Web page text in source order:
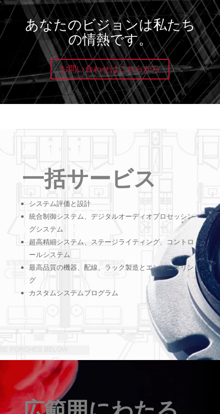
あなたのビジョンは私たち
の情熱です。
お問い合わせはこちらから
一括サービス
システム評価と設計
統合制御システム、デジタルオーディオプロセッシン
グシステム
超高精細システム、ステージライティング、コントロ
ールシステム
最高品質の機器、配線、ラック製造とエンジニアリン
グ
カスタムシステムプログラム